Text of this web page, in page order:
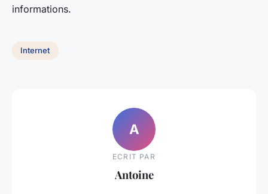
informations.
Internet
A
ECRIT PAR
Antoine